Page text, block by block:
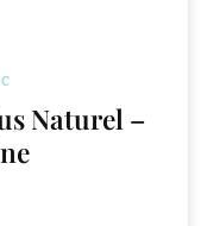
Naturel –